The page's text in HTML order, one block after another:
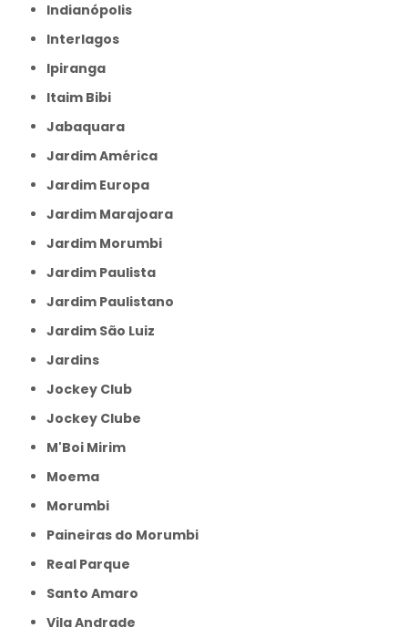
Indianópolis
Interlagos
Ipiranga
Itaim Bibi
Jabaquara
Jardim América
Jardim Europa
Jardim Marajoara
Jardim Morumbi
Jardim Paulista
Jardim Paulistano
Jardim São Luiz
Jardins
Jockey Club
Jockey Clube
M'Boi Mirim
Moema
Morumbi
Paineiras do Morumbi
Real Parque
Santo Amaro
Vila Andrade